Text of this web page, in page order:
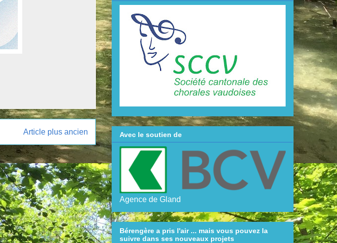
Article plus ancien Avec le soutien de
Agence de Gland
Bérengère a pris l'air ... mais vous pouvez la
suivre dans ses nouveaux projets